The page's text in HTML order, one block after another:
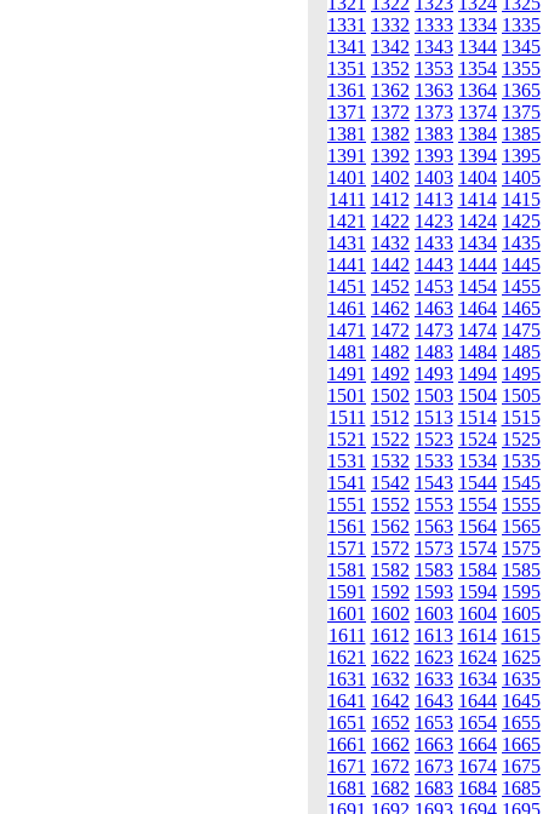
1331 1332 1333 1334 1335
1341 1342 1343 1344 1345
1351 1352 1353 1354 1355
1361 1362 1363 1364 1365
1371 1372 1373 1374 1375
1381 1382 1383 1384 1385
1391 1392 1393 1394 1395
1401 1402 1403 1404 1405
1411 1412 1413 1414 1415
1421 1422 1423 1424 1425
1431 1432 1433 1434 1435
1441 1442 1443 1444 1445
1451 1452 1453 1454 1455
1461 1462 1463 1464 1465
1471 1472 1473 1474 1475
1481 1482 1483 1484 1485
1491 1492 1493 1494 1495
1501 1502 1503 1504 1505
1511 1512 1513 1514 1515
1521 1522 1523 1524 1525
1531 1532 1533 1534 1535
1541 1542 1543 1544 1545
1551 1552 1553 1554 1555
1561 1562 1563 1564 1565
1571 1572 1573 1574 1575
1581 1582 1583 1584 1585
1591 1592 1593 1594 1595
1601 1602 1603 1604 1605
1611 1612 1613 1614 1615
1621 1622 1623 1624 1625
1631 1632 1633 1634 1635
1641 1642 1643 1644 1645
1651 1652 1653 1654 1655
1661 1662 1663 1664 1665
1671 1672 1673 1674 1675
1681 1682 1683 1684 1685
1691 1692 1693 1694 1695